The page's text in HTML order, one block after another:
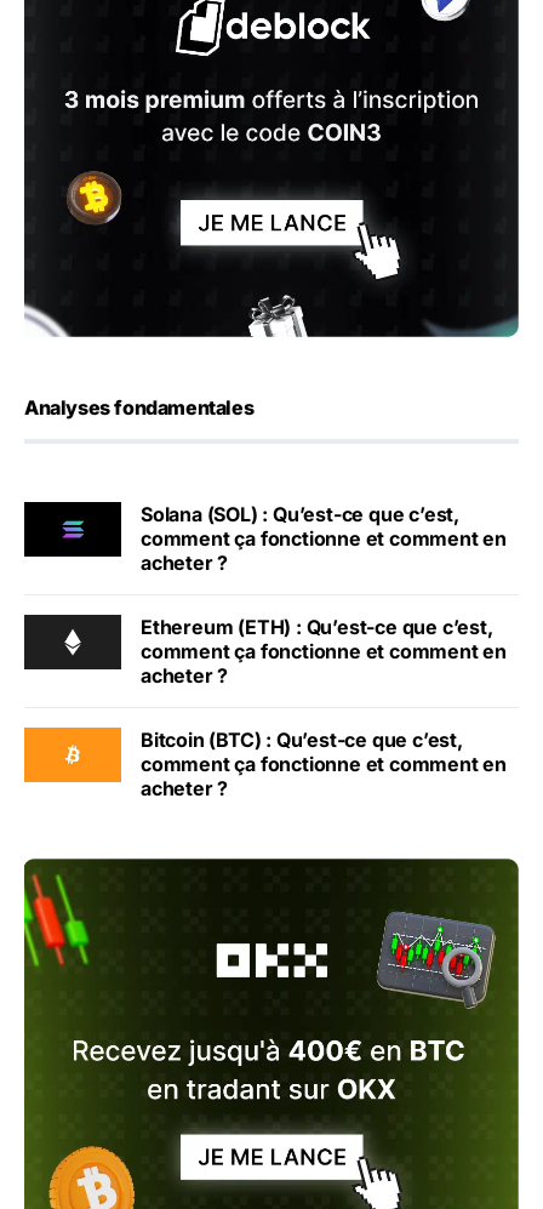
Analyses fondamentales
Solana (SOL) : Qu’est-ce que c’est,
comment ça fonctionne et comment en
acheter ?
Ethereum (ETH) : Qu’est-ce que c’est,
comment ça fonctionne et comment en
acheter ?
Bitcoin (BTC) : Qu’est-ce que c’est,
comment ça fonctionne et comment en
acheter ?